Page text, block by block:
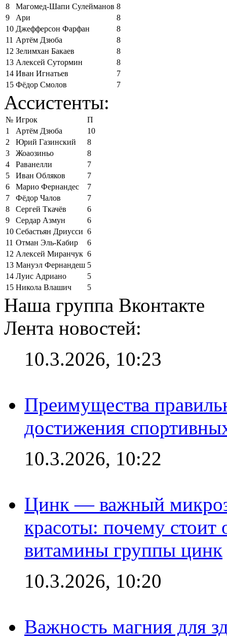
8
Магомед-Шапи Сулейманов 8
9
Ари
8
10 Джефферсон Фарфан
8
11 Артём Дзюба
8
12 Зелимхан Бакаев
8
13 Алексей Сутормин
8
14 Иван Игнатьев
7
15 Фёдор Смолов 7
Ассистенты:
№ Игрок
П
1
Артём Дзюба
10
2
Юрий Газинский
8
3
Жоаозиньо
8
4
Раванелли
7
5
Иван Обляков
7
6
Марио Фернандес
7
7
Фёдор Чалов
7
8
Сергей Ткачёв
6
9
Сердар Азмун
6
10 Себастьян Дриусси 6
11 Отман Эль-Кабир
6
12 Алексей Миранчук 6
13 Мануэл Фернандеш 5
14 Луис Адриано
5
15 Никола Влашич 5
Наша группа Вконтакте
Лента новостей:
10.3.2026, 10:23
Преимущества
достижения
10.3.2026, 10:22
Цинк — важный
красоты: почему стоит
витамины группы цинк
10.3.2026, 10:20
Важность магния для